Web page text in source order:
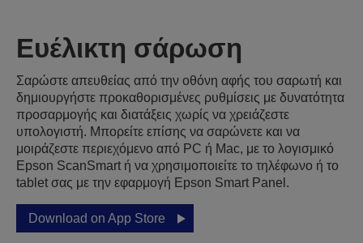
Ευέλικτη σάρωση
Σαρώστε απευθείας από την οθόνη αφής του σαρωτή και
δημιουργήστε προκαθορισμένες ρυθμίσεις με δυνατότητα
προσαρμογής και διατάξεις χωρίς να χρειάζεστε
υπολογιστή. Μπορείτε επίσης να σαρώνετε και να
μοιράζεστε περιεχόμενο από PC ή Mac, με το λογισμικό
Epson ScanSmart ή να χρησιμοποιείτε το τηλέφωνο ή το
tablet σας με την εφαρμογή Epson Smart Panel.
Download on App Store